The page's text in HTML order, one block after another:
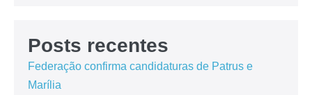
Posts recentes
Federação confirma candidaturas de Patrus e
Marília